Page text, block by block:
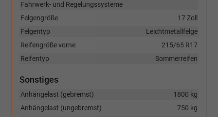
Fahrwerk- und Regelungssysteme
17 Zoll
Felgengröße
Leichtmetallfelge
Felgentyp
215/65 R17
Reifengröße vorne
Sommerreifen
Reifentyp
Sonstiges
1800 kg
Anhängelast (gebremst)
750 kg
Anhängelast (ungebremst)